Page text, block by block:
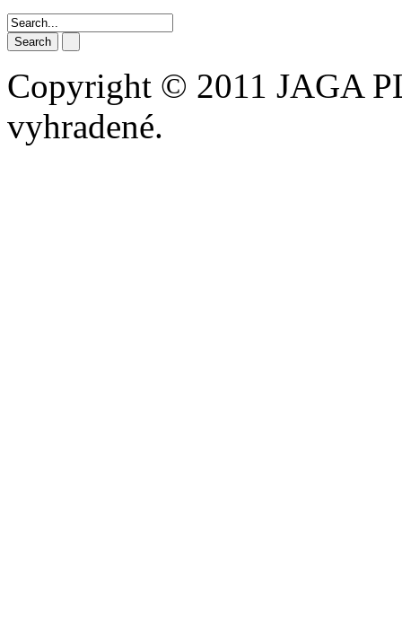
Search
Copyright © 2011 JAGA
vyhradené.